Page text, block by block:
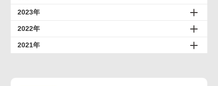
2023年
2022年
2021年